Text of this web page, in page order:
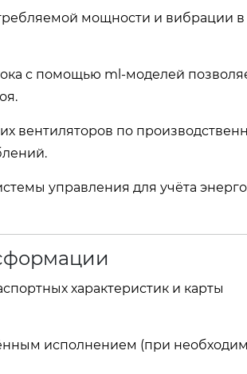
мощности и вибрации в
с помощью ml‑моделей
вентиляторов по
управления для учёта
характеристик и карты
исполнением (при